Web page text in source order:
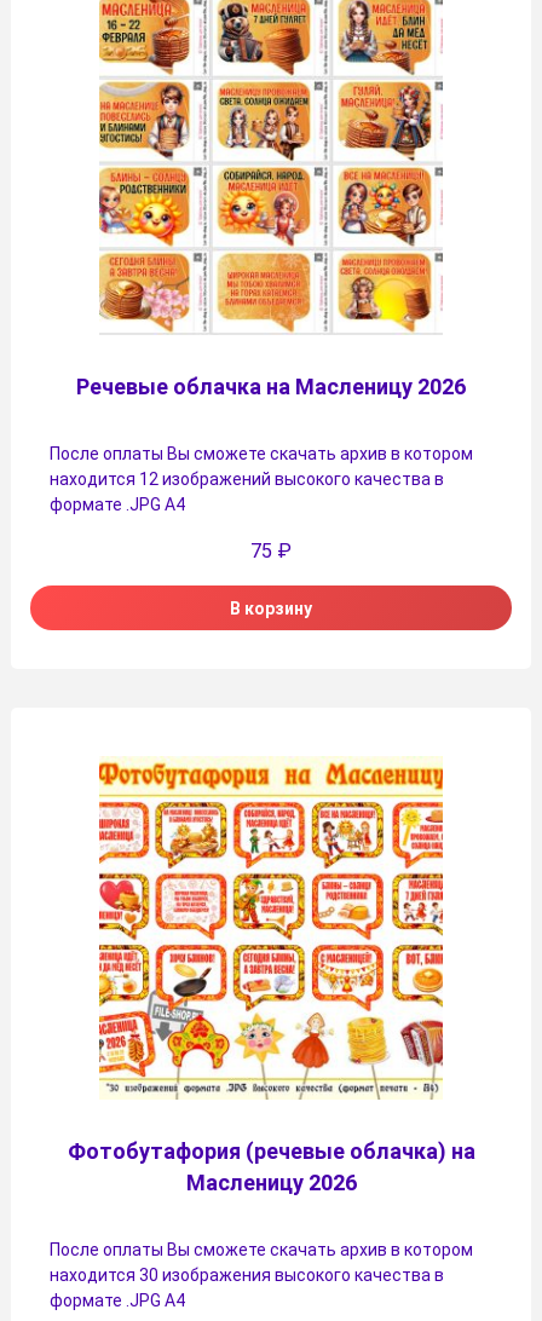
Речевые облачка на Масленицу 2026
После оплаты Вы сможете скачать архив в котором
находится 12 изображений высокого качества в
формате .JPG А4
75 ₽
В корзину
Фотобутафория (речевые облачка) на
Масленицу 2026
После оплаты Вы сможете скачать архив в котором
находится 30 изображения высокого качества в
формате .JPG А4